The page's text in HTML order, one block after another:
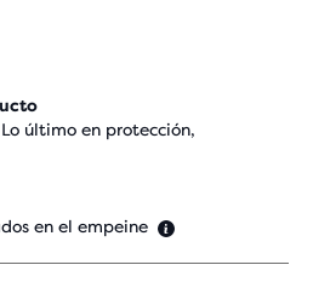
último en protección,
en el empeine